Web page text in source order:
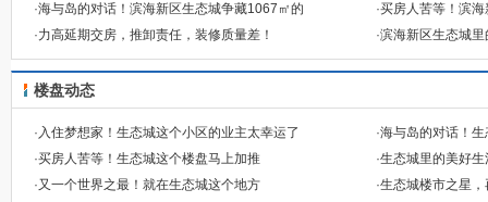
·海与岛的对话！滨海新区生态城争藏1067㎡的 ·买房人苦等！滨
·力高延期交房，推卸责任，装修质量差！ ·滨海新区生态城
楼盘动态
· 入住梦想家！生态城这个小区的业主太幸运了 ·海与岛的对话！
·买房人苦等！生态城这个楼盘马上加推 ·生态城里的美好
·又一个世界之最！就在生态城这个地方 ·生态城楼市之星